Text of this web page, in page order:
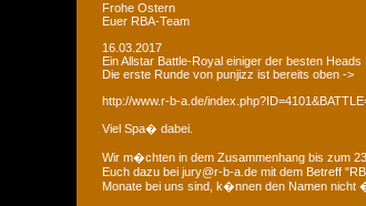
Frohe Ostern
Euer RBA-Team
16.03.2017
Ein Allstar Battle-Royal einiger der besten
Die erste Runde von punjizz ist bereits oben ->
http://www.r-b-a.de/
Viel Spa� dabei.
Wir m�chten in dem Zusammenhang bis zum
Euch dazu bei jury@r-b-a.de mit dem Betreff
Monate bei uns sind, k�nnen den Namen nicht